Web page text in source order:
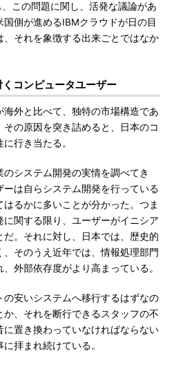
この問題に関し、活発な議論があ
側が進めるIBMクラウドが日の目
それを象徴する出来ごとではなか
コンピュータユーザー
外と比べて、独特の市場構造であ
の原因を突き詰めると、日本のコ
行き当たる。
システム開発の実情を調べてき
は自らシステム開発を行っている
るかに多いことが分かった。つま
に関する限り、ユーザーがイニシア
。それに対し、日本では、歴史的
そのうえ近年では、情報処理部門
外部依存度がより高まっている。
安いシステムへ移行するはずなの
、それを断行できるスタッフの不
置き換わっていなければならない
拝まれ続けている。